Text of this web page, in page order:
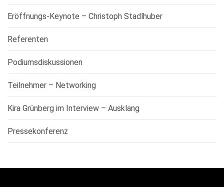
Eröffnungs-Keynote – Christoph Stadlhuber
Referenten
Podiumsdiskussionen
Teilnehmer – Networking
Kira Grünberg im Interview – Ausklang
Pressekonferenz